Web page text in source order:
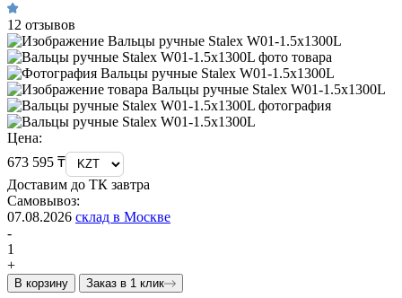
12 отзывов
Цена:
673 595 ₸
Доставим до ТК завтра
Самовывоз:
07.08.2026 склад в Москве
-
1
+
В корзину Заказ в 1 клик